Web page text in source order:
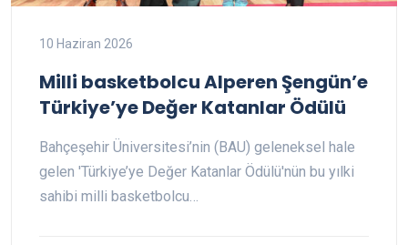
10 Haziran 2026
Milli basketbolcu Alperen Şengün’e
Türkiye’ye Değer Katanlar Ödülü
Bahçeşehir Üniversitesi’nin (BAU) geleneksel hale
gelen 'Türkiye’ye Değer Katanlar Ödülü'nün bu yılki
sahibi milli basketbolcu…